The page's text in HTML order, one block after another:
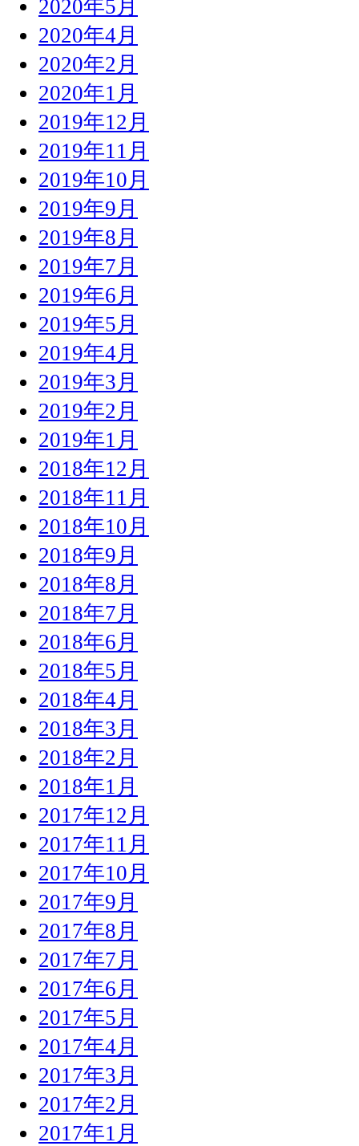
2020年5月
2020年4月
2020年2月
2020年1月
2019年12月
2019年11月
2019年10月
2019年9月
2019年8月
2019年7月
2019年6月
2019年5月
2019年4月
2019年3月
2019年2月
2019年1月
2018年12月
2018年11月
2018年10月
2018年9月
2018年8月
2018年7月
2018年6月
2018年5月
2018年4月
2018年3月
2018年2月
2018年1月
2017年12月
2017年11月
2017年10月
2017年9月
2017年8月
2017年7月
2017年6月
2017年5月
2017年4月
2017年3月
2017年2月
2017年1月